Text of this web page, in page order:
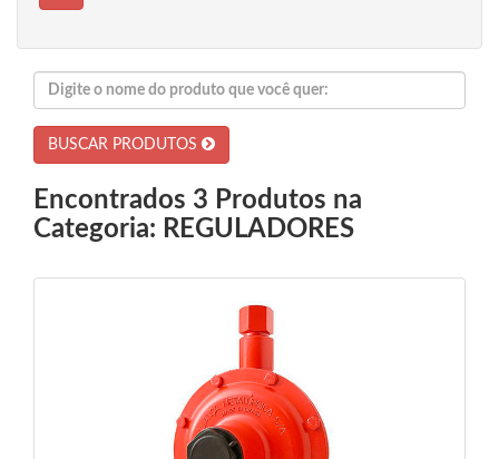
BUSCAR PRODUTOS
Encontrados 3 Produtos na
Categoria: REGULADORES